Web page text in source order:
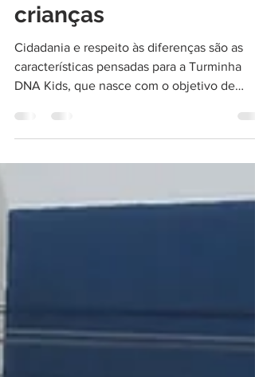
com mensagem lúdica
de inclusão para as
crianças
Cidadania e respeito às diferenças são as